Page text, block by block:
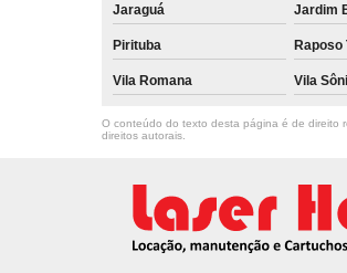
Jaraguá Jardim
Pirituba Raposo
Vila Romana Vila
O conteúdo do texto desta página é de direito
direitos autorais